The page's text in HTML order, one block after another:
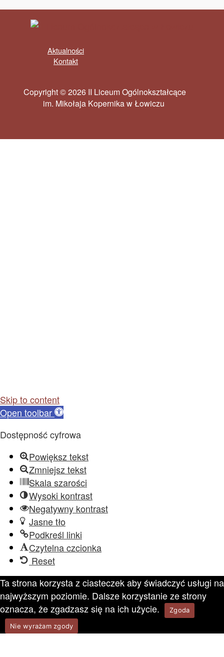
Aktualności
Kontakt
Copyright © 2026 II Liceum Ogólnokształcące
im. Mikołaja Kopernika w Łowiczu
Skip to content
Open toolbar
Dostępność cyfrowa
Powiększ tekst
Zmniejsz tekst
Skala szarości
Wysoki kontrast
Negatywny kontrast
Jasne tło
Podkreśl linki
Czytelna czcionka
Reset
Ta strona korzysta z ciasteczek aby świadczyć usługi na
najwyższym poziomie. Dalsze korzystanie ze strony
oznacza, że zgadzasz się na ich użycie.
Zgoda
Nie wyrażam zgody